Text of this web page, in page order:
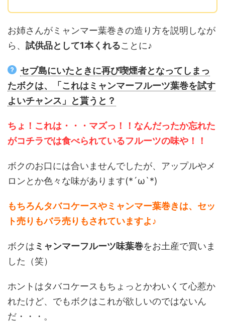
お姉さんがミャンマー葉巻きの造り方を説明しなが
ら、 試供品として1本くれることに♪
セブ島にいたときに再び喫煙者となってしまっ
たボクは、「これはミャンマーフルーツ葉巻を試す
よいチャンス」と貰うと？
ちょ！これは・・・マズっ！！なんだったか忘れた
がコチラでは食べられているフルーツの味や！！
ボクのお口には合いませんでしたが、アップルやメ
ロンとか色々な味があります(*´ω`*)
もちろんタバコケースやミャンマー葉巻きは、セッ
ト売りもバラ売りもされていますよ♪
ボクは ミャンマーフルーツ味葉巻をお土産で買いま
した（笑）
ホントはタバコケースもちょっとかわいくて心惹か
れたけど、でもボクはこれが欲しいのではないん
だ・・・。